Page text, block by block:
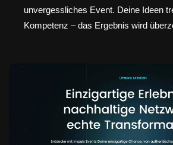
unvergessliches Event. Deine Ideen
Kompetenz – das Ergebnis wird